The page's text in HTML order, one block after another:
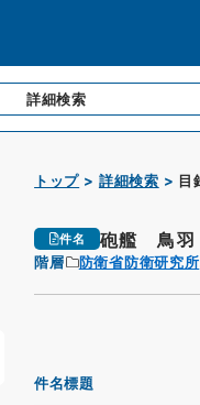
詳細検索
トップ 詳細検索 目
件名 砲艦 鳥羽
階層 防衛省防衛研究所
件名標題